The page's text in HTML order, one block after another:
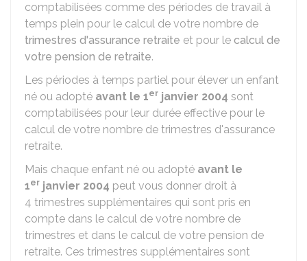
comptabilisées comme des périodes de travail à
temps plein pour le calcul de votre nombre de
trimestres d'assurance retraite et pour le calcul de
votre pension de retraite.
Les périodes à temps partiel pour élever un enfant
né ou adopté avant le 1er janvier 2004 sont
comptabilisées pour leur durée effective pour le
calcul de votre nombre de trimestres d'assurance
retraite.
Mais chaque enfant né ou adopté avant le
1er janvier 2004 peut vous donner droit à
4 trimestres supplémentaires qui sont pris en
compte dans le calcul de votre nombre de
trimestres et dans le calcul de votre pension de
retraite. Ces trimestres supplémentaires sont